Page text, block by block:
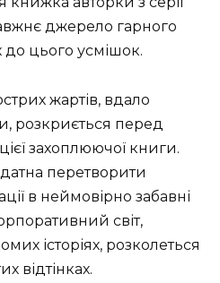
джерело гарного
до цього усмішок.
жартів, вдало
розкриється перед
захоплюючої книги.
перетворити
в неймовірно забавні
світ,
історіях, розколеться
відтінках.